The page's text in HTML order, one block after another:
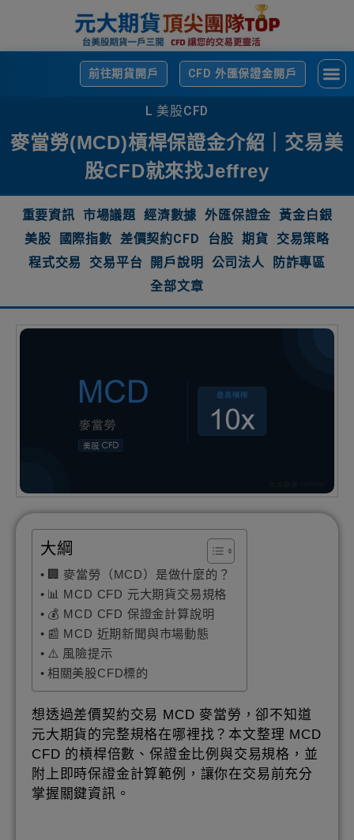
前往期貨開戶 CFD 外匯保證金開戶
L 美股CFD
麥當勞(MCD)槓桿保證金介紹｜交易美
股CFD就來找Jeffrey
重要資訊 市場議題 經濟數據 外匯保證金
黃金白銀
美股
國際指數 差價契約CFD 台股 期貨
交易策略
程式交易
交易平台 開戶說明 公司法人
防詐專區
全部文章
大綱
🏢 麥當勞（MCD）是做什麼的？
📊 MCD CFD 元大期貨交易規格
💰 MCD CFD 保證金計算說明
📰 MCD 近期新聞與市場動態
⚠️ 風險提示
相關美股CFD標的
想透過差價契約交易 MCD 麥當勞，卻不知道
元大期貨的完整規格在哪裡找？本文整理 MCD
CFD 的槓桿倍數、保證金比例與交易規格，並
附上即時保證金計算範例，讓你在交易前充分
掌握關鍵資訊。